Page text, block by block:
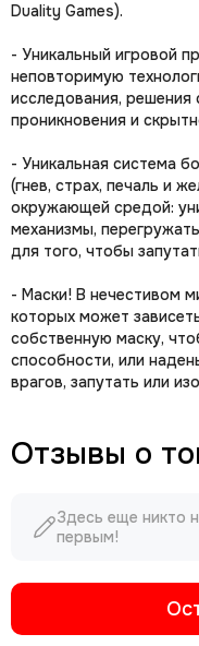
Duality Games).
- Уникальный игровой
неповторимую
исследования,
проникновения и
- Уникальная система
(гнев, страх, печаль и
окружающей средой:
механизмы,
для того, чтобы
- Маски! В нечестивом
которых может
собственную маску,
способности, или
врагов, запутать или
Отзывы о
Здесь еще никто
первым!